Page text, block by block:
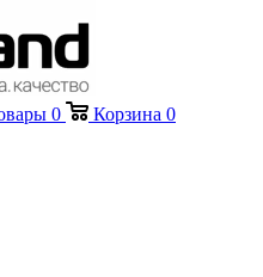
0 Корзина 0